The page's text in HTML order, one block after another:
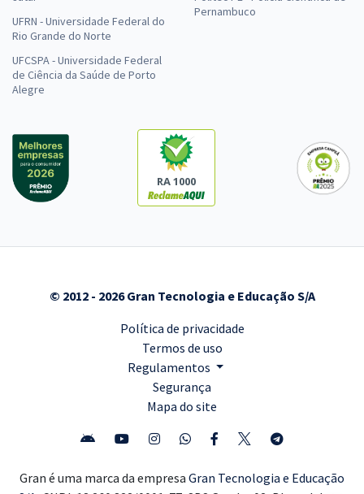
UFRN - Universidade Federal do
Rio Grande do Norte
UFCSPA - Universidade Federal
de Ciência da Saúde de Porto
Alegre
Pernambuco
RA 1000
© 2012 - 2026 Gran Tecnologia e Educação S/A
Política de privacidade
Termos de uso
Regulamentos
Segurança
Mapa do site
Gran é uma marca da empresa Gran Tecnologia e Educação